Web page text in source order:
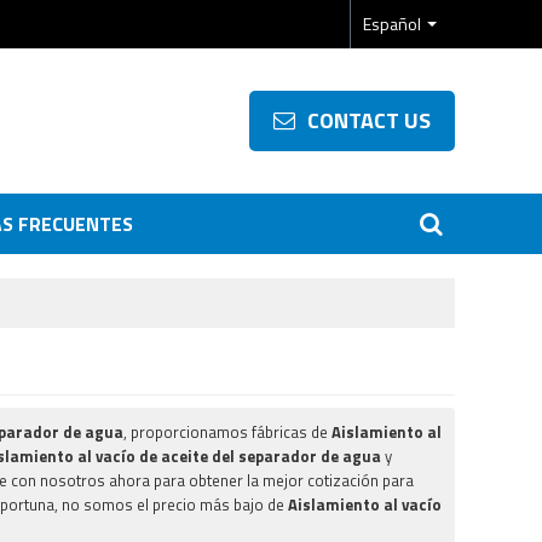
Español
CONTACT US
FRECUENTES
de agua, proporcionamos fábricas de Aislamiento al
al vacío de aceite del separador de aguay
con nosotros ahora para obtener la mejor cotización para
no somos el precio más bajo de Aislamiento al vacío